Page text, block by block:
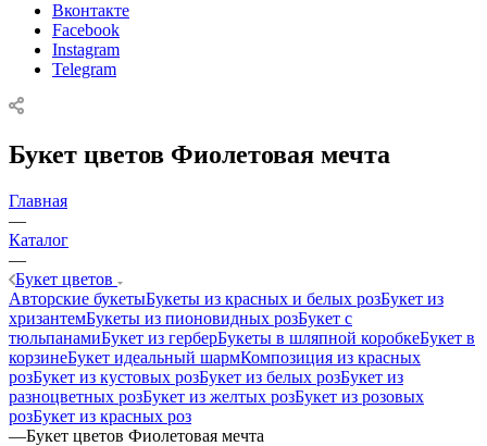
Вконтакте
Facebook
Instagram
Telegram
Букет цветов Фиолетовая мечта
Главная
—
Каталог
—
Букет цветов
Авторские букетыБукеты из красных и белых розБукет из
хризантемБукеты из пионовидных розБукет с
тюльпанамиБукет из герберБукеты в шляпной коробкеБукет в
корзинеБукет идеальный шармКомпозиция из красных
розБукет из кустовых розБукет из белых розБукет из
разноцветных розБукет из желтых розБукет из розовых
розБукет из красных роз
—Букет цветов Фиолетовая мечта